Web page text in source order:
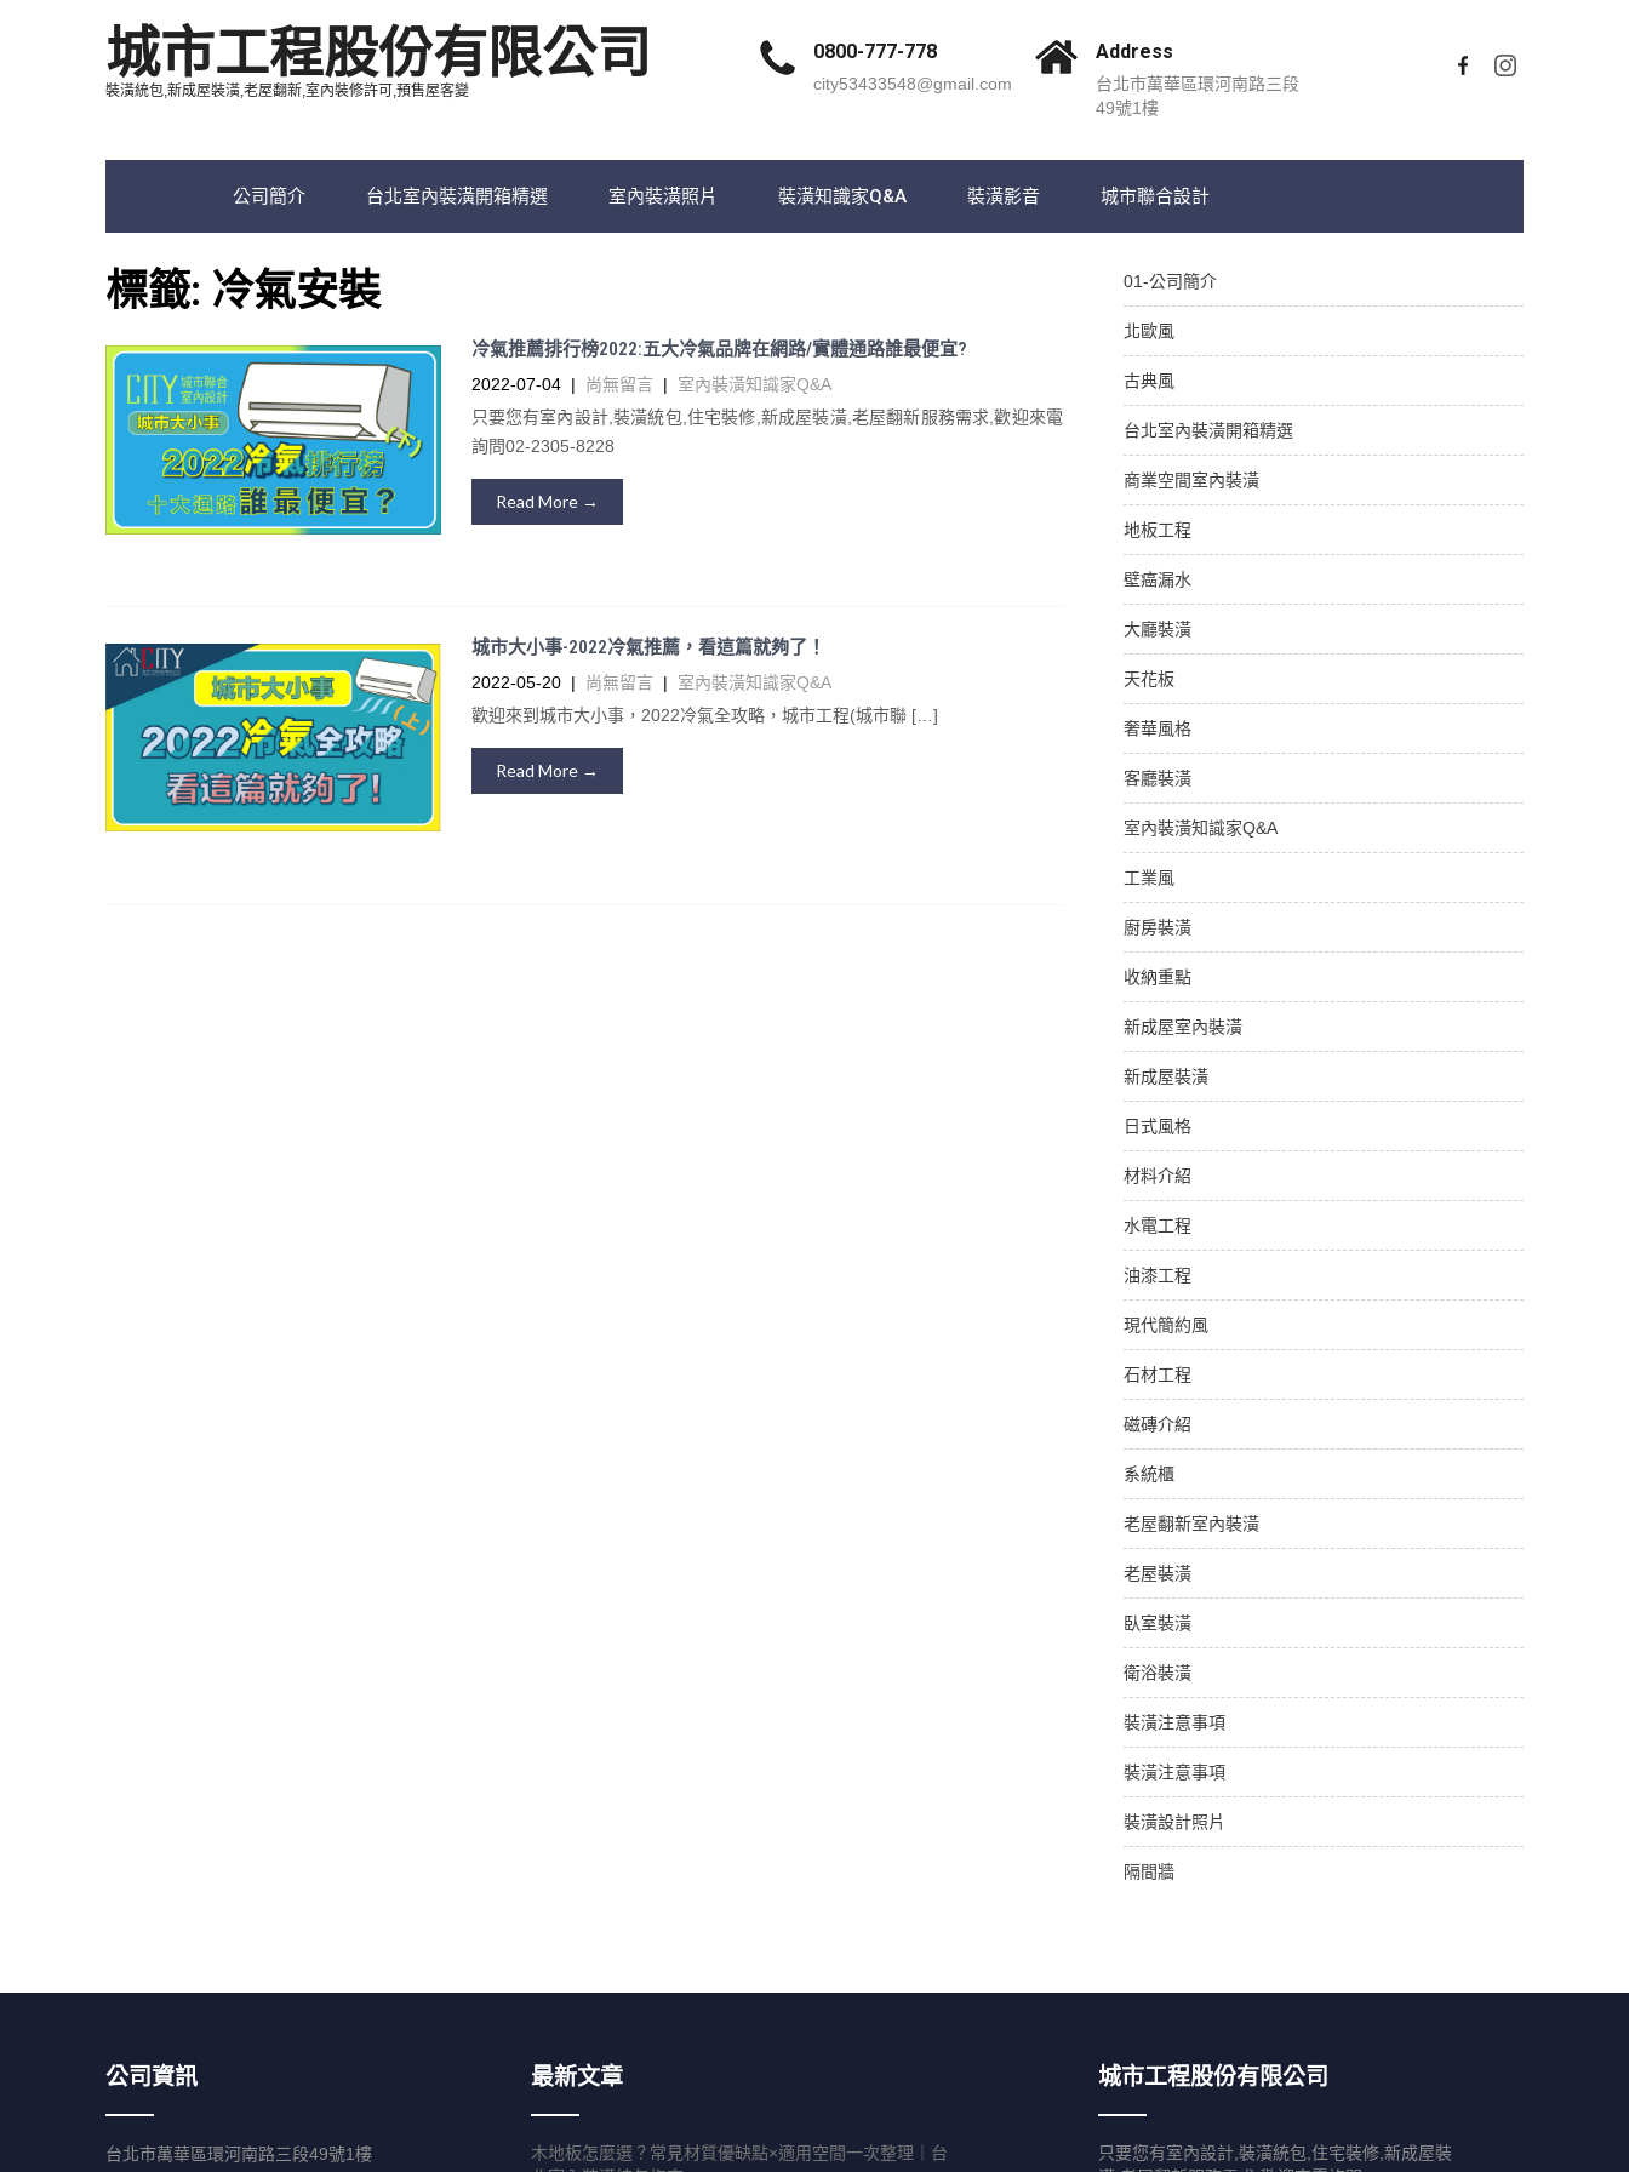
城市工程股份有限公司
裝潢統包,新成屋裝潢,老屋翻新,室內裝修許可,預售屋客變
0800-777-778
city53433548@gmail.com
Address
台北市萬華區環河南路三段
49號1樓
公司簡介 台北室內裝潢開箱精選 室內裝潢照片 裝潢知識家Q&A 裝潢影音 城市聯合設計
標籤: 冷氣安裝
冷氣推薦排行榜2022:五大冷氣品牌在網路/實體通路誰最便宜?
2022-07-04 | 尚無留言 | 室內裝潢知識家Q&A
只要您有室內設計,裝潢統包,住宅裝修,新成屋裝潢,老屋翻新服務需求,歡迎來電
詢問02-2305-8228
Read More →
城市⼤⼩事-2022冷氣推薦，看這篇就夠了！
2022-05-20 | 尚無留言 | 室內裝潢知識家Q&A
歡迎來到城市大小事，2022冷氣全攻略，城市工程(城市聯 […]
Read More →
01-公司簡介
北歐風
古典風
台北室內裝潢開箱精選
商業空間室內裝潢
地板工程
壁癌漏水
大廳裝潢
天花板
奢華風格
客廳裝潢
室內裝潢知識家Q&A
工業風
廚房裝潢
收納重點
新成屋室內裝潢
新成屋裝潢
日式風格
材料介紹
水電工程
油漆工程
現代簡約風
石材工程
磁磚介紹
系統櫃
老屋翻新室內裝潢
老屋裝潢
臥室裝潢
衛浴裝潢
裝潢注意事項
裝潢注意事項
裝潢設計照片
隔間牆
公司資訊
台北市萬華區環河南路三段49號1樓
最新文章
木地板怎麼選？常見材質優缺點×適用空間一次整理｜台
城市工程股份有限公司
只要您有室內設計,裝潢統包,住宅裝修,新成屋裝